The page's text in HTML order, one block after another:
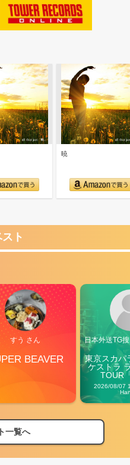
暁
ト
すう さん
BEAVER
日本外送TG
東京スカパ
ケストラ
TOUR
2026/08/07
一覧へ